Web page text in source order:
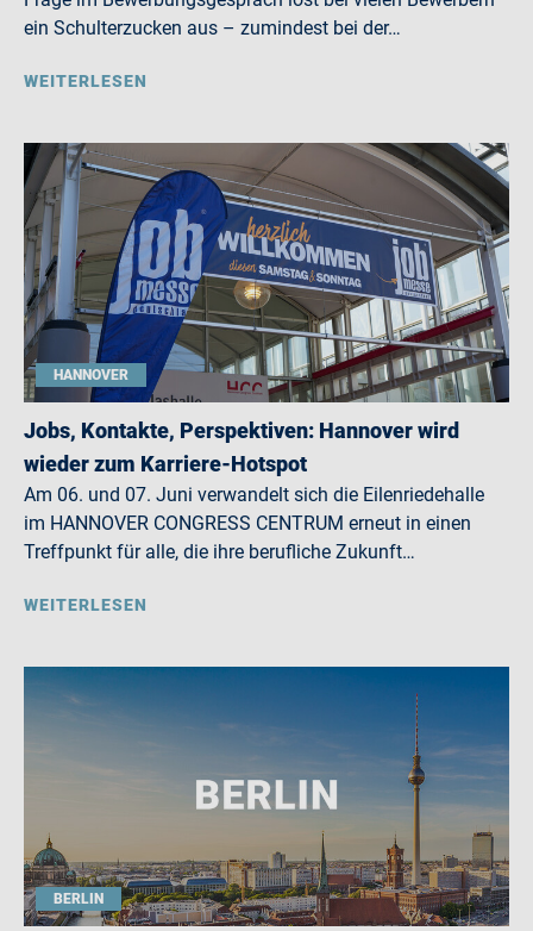
ein Schulterzucken aus – zumindest bei der…
WEITERLESEN
HANNOVER
Jobs, Kontakte, Perspektiven: Hannover wird
wieder zum Karriere-Hotspot
Am 06. und 07. Juni verwandelt sich die Eilenriedehalle
im HANNOVER CONGRESS CENTRUM erneut in einen
Treffpunkt für alle, die ihre berufliche Zukunft…
WEITERLESEN
BERLIN